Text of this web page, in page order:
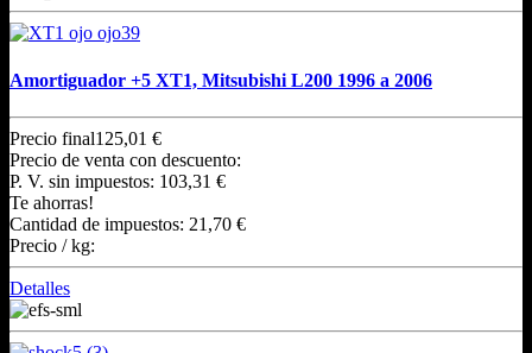
Amortiguador +5 XT1, Mitsubishi L200 1996 a 2006
Precio final125,01 €
Precio de venta con descuento:
P. V. sin impuestos: 103,31 €
Te ahorras!
Cantidad de impuestos: 21,70 €
Precio / kg:
Detalles